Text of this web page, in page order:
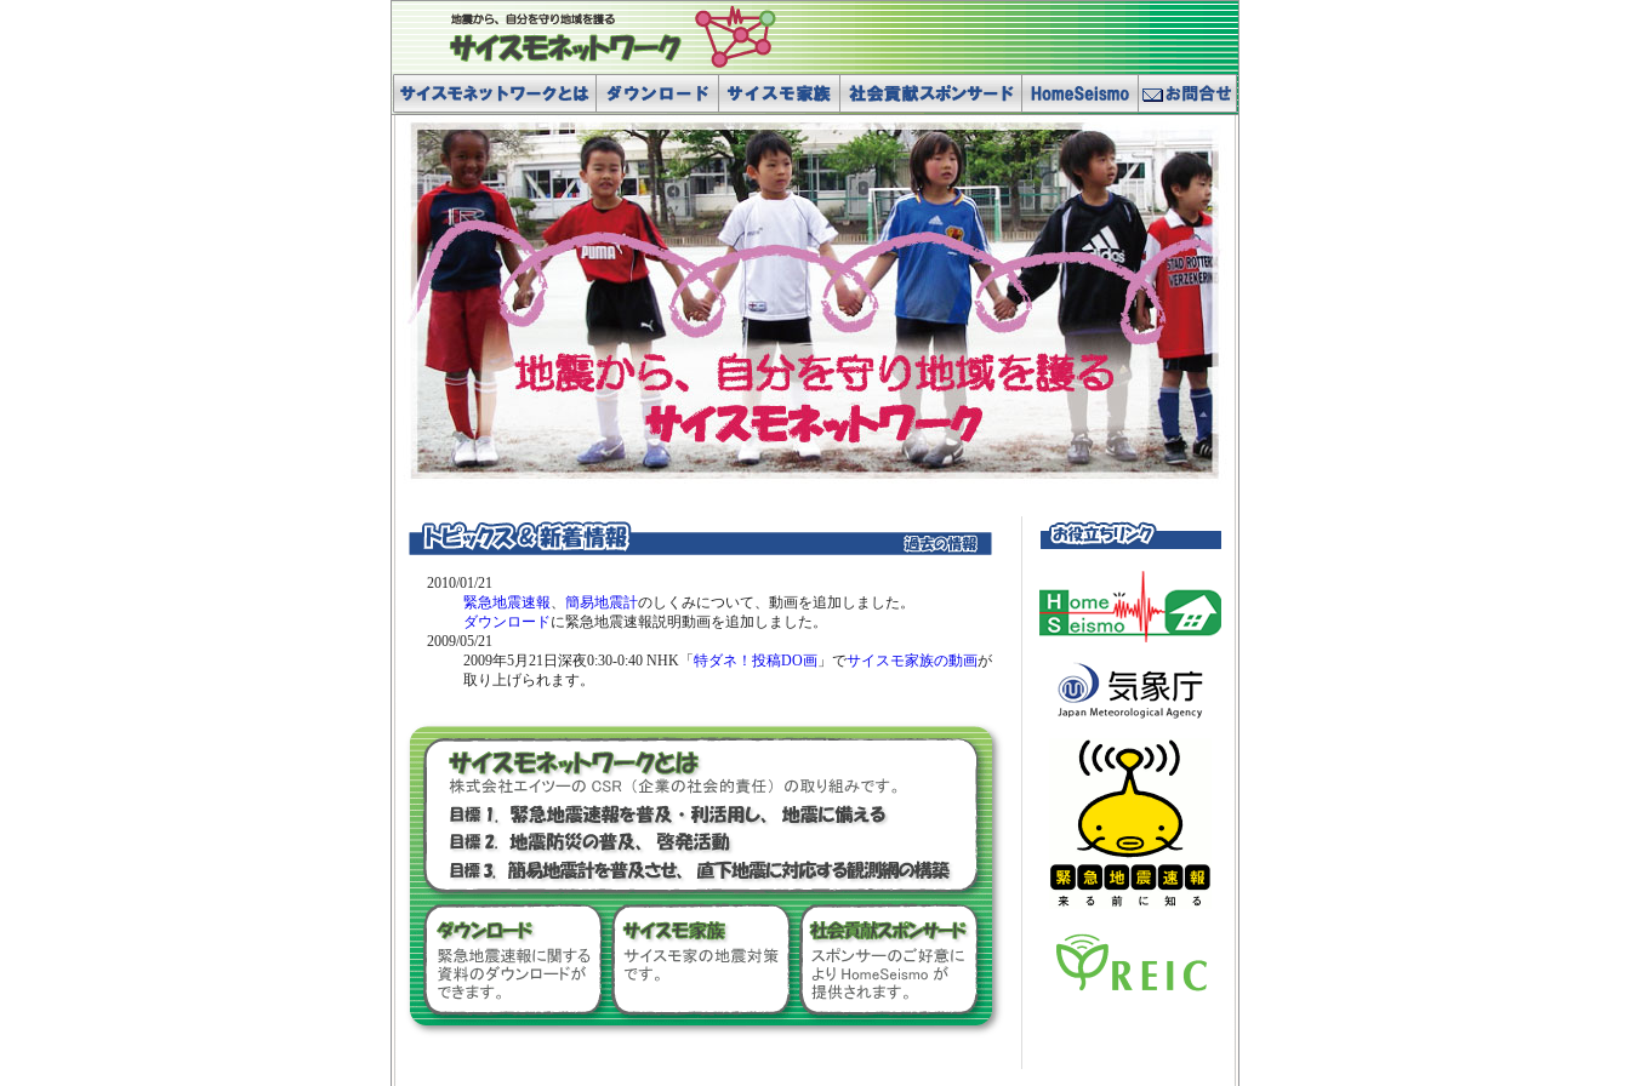
サイスモネットワークとは ダウンロード サイスモ家族 社会貢献スポンサード HomeSeismo
2010/01/21
緊急地震速報、 簡易地震計のしくみについて、動画を追加しました。
ダウンロードに緊急地震速報説明動画を追加しました。
2009/05/21
2009年5月21日深夜0:30-0:40 NHK「 特ダネ！投稿DO画 」でサイスモ家族の動画が
取り上げられます。